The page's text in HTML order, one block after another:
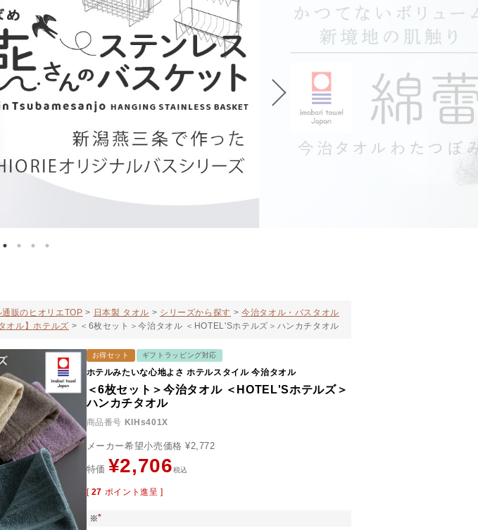
販のヒオリエTOP 日本製 タオル シリーズから探す
今治タオル・バスタオル
オル】ホテルズ
＜6枚セット＞今治タオル ＜HOTEL'Sホテルズ＞ハンカチタオル
お得セット ギフトラッピング対応
ホテルみたいな心地よさ ホテルスタイル 今治タオル
＜6枚セット＞今治タオル ＜HOTEL'Sホテルズ＞
ハンカチタオル
商品番号 KIHs401X
メーカー希望小売価格 ¥2,772
特価 ¥2,706税込
[ 27 ポイント進呈 ]
※